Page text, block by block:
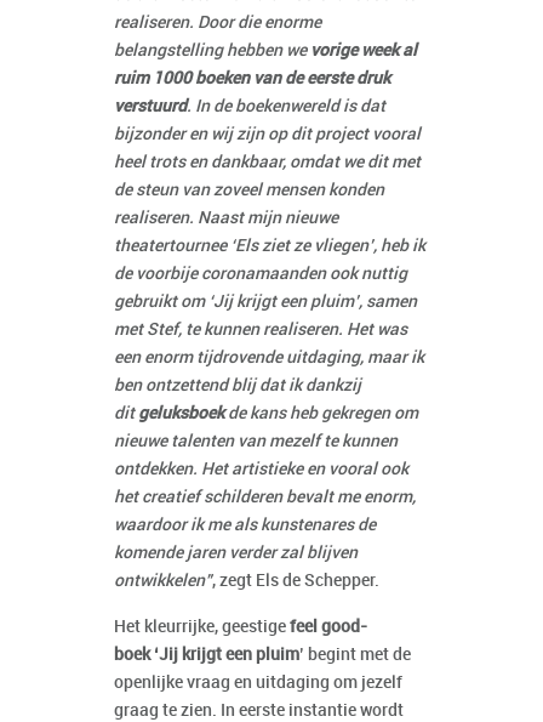
realiseren. Door die enorme
belangstelling hebben we vorige week al
ruim 1000 boeken van de eerste druk
verstuurd. In de boekenwereld is dat
bijzonder en wij zijn op dit project vooral
heel trots en dankbaar, omdat we dit met
de steun van zoveel mensen konden
realiseren. Naast mijn nieuwe
theatertournee ‘Els ziet ze vliegen’, heb ik
de voorbije coronamaanden ook nuttig
gebruikt om ‘Jij krijgt een pluim’, samen
met Stef, te kunnen realiseren. Het was
een enorm tijdrovende uitdaging, maar ik
ben ontzettend blij dat ik dankzij
dit geluksboekde kans heb gekregen om
nieuwe talenten van mezelf te kunnen
ontdekken. Het artistieke en vooral ook
het creatief schilderen bevalt me enorm,
waardoor ik me als kunstenares de
komende jaren verder zal blijven
ontwikkelen”, zegt Els de Schepper.
Het kleurrijke, geestige feel good-
boek ‘Jij krijgt een pluim’ begint met de
openlijke vraag en uitdaging om jezelf
graag te zien. In eerste instantie wordt